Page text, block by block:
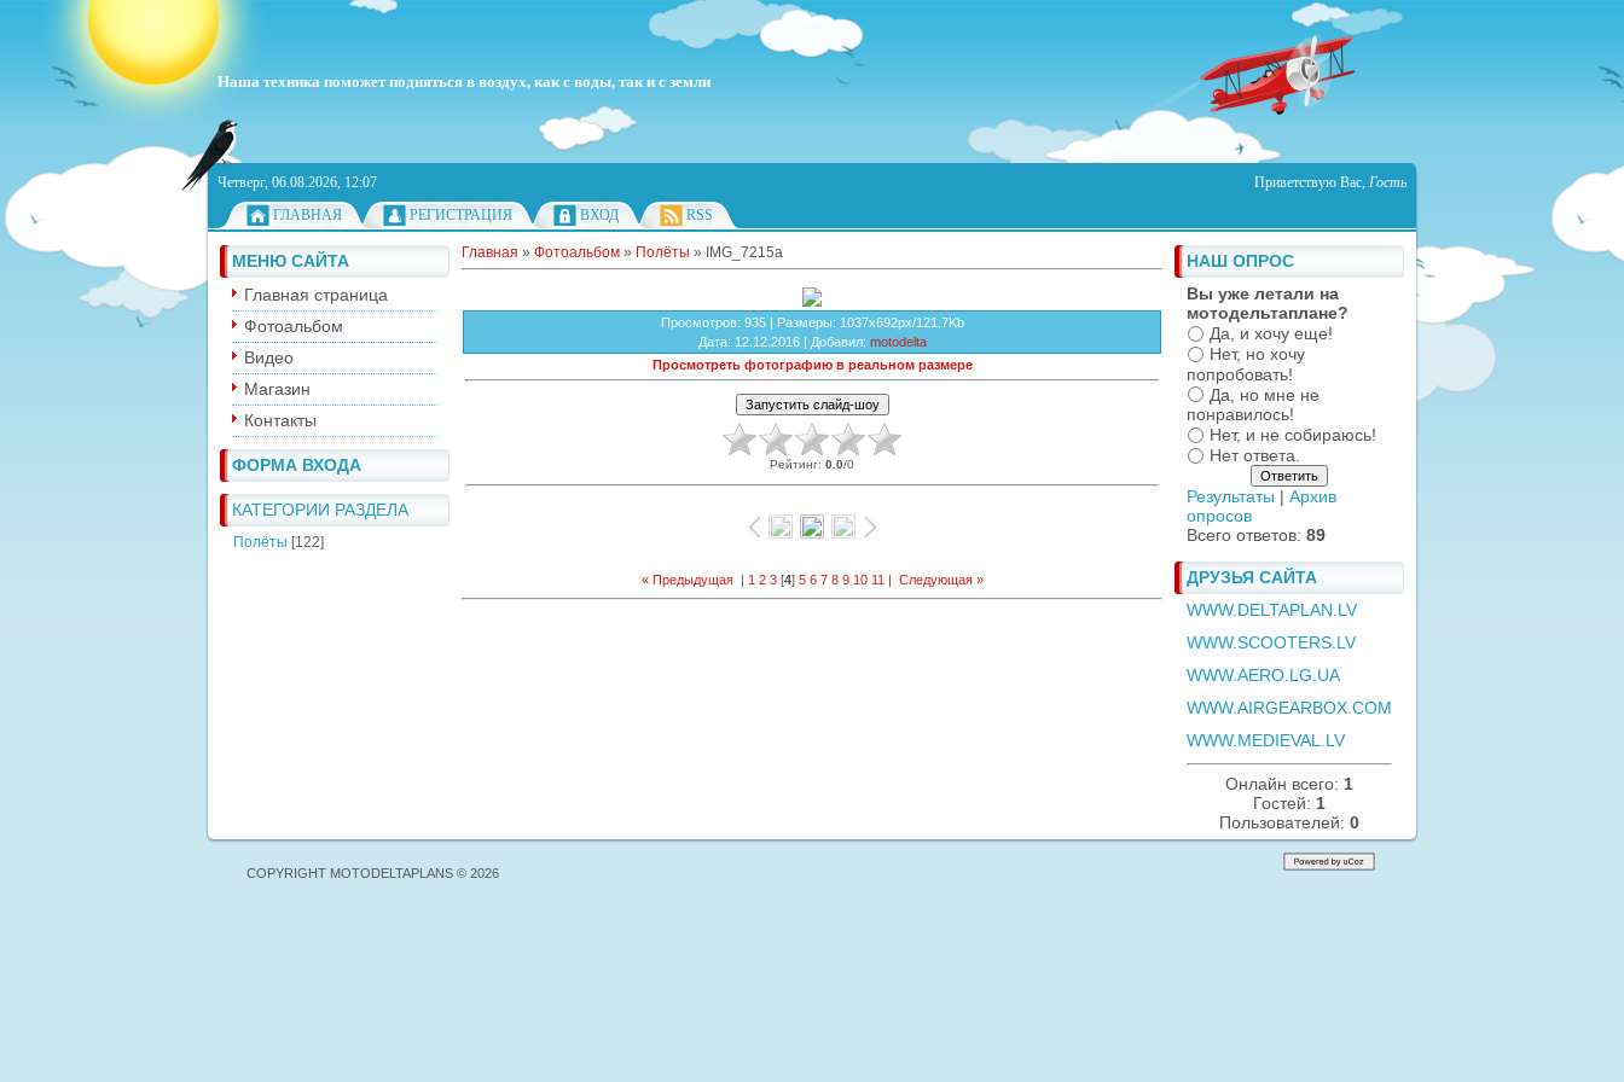
Наша техника поможет подняться в воздух, как с воды, так и с земли
Четверг, 06.08.2026, 12:07 Приветствую Вас, Гость
ГЛАВНАЯ
РЕГИСТРАЦИЯ ВХОД RSS
МЕНЮ САЙТА
Главная страница
Фотоальбом
Видео
Магазин
Контакты
ФОРМА ВХОДА
КАТЕГОРИИ РАЗДЕЛА
Полёты [122]
НАШ ОПРОС
Вы уже летали на
мотодельтаплане?
Да, и хочу еще!
Нет, но хочу
попробовать!
Да, но мне не
понравилось!
Нет, и не собираюсь!
Нет ответа.
Результаты | Архив
опросов
Всего ответов: 89
ДРУЗЬЯ САЙТА
WWW.DELTAPLAN.LV
WWW.SCOOTERS.LV
WWW.AERO.LG.UA
WWW.AIRGEARBOX.COM
WWW.MEDIEVAL.LV
Онлайн всего: 1
Гостей: 1
Пользователей: 0
Главная » Фотоальбом » Полёты » IMG_7215a
Просмотров: 935 | Размеры: 1037x692px/121.7Kb
Дата: 12.12.2016 | Добавил: motodelta
Просмотреть фотографию в реальном размере
Рейтинг: 0.0/0
« Предыдущая| 1 2 3[4] 5 6 7 8 9 10 11 | Следующая »
COPYRIGHT MOTODELTAPLANS © 2026